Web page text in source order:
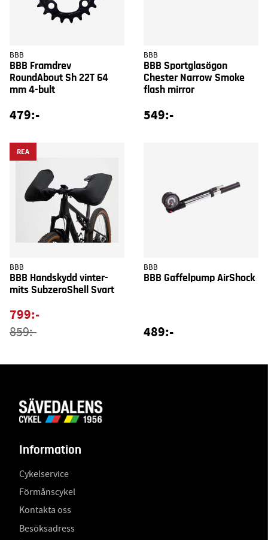
BBB
BBB Framdrev
RoundAbout Sh 22T 64
mm 4-bult
479:-
BBB
BBB Sportglasögon
Chester Narrow Smoke
flash mirror
549:-
REA
BBB
BBB Handskydd vinter-
mits SubzeroShell Svart
799:-
859:-
BBB
BBB Gaffelpump AirShock
489:-
Information
Cykelservice
Förmånscykel
Kontakta oss
Besöksadress